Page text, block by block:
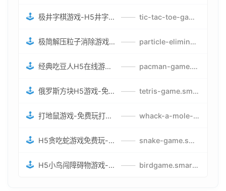
🕹️ 极井字棋游戏-H5井字棋免费游戏-在线闯关变身超人打怪兽井字棋游戏 —— tic-tac-toe-game.smartwatchmanufacturer.cn
🕹️ 极简解压粒子消除游戏-免费H5粒子消除在线游戏 —— particle-elimination-game.smartwatchmanufacturer.cn
🕹️ 经典吃豆人H5在线游戏-5关挑战BOSS机枪决战版吃豆人怪兽游戏 —— pacman-game.smartwatchmanufacturer.cn
🕹️ 俄罗斯方块H5游戏-免费获取俄罗斯方块攻略-俄罗斯方块怪兽游戏策略 —— tetris-game.smartwatchmanufacturer.cn
🕹️ 打地鼠游戏-免费玩打地鼠H5网页游戏-打地鼠游戏官网 —— whack-a-mole-game.smartwatchmanufacturer.cn
🕹️ H5贪吃蛇游戏免费玩-最好的网页在线贪吃蛇游戏-贪吃蛇H5游戏攻略 —— snake-game.smartwatchmanufacturer.cn
🕹️ H5小鸟闯障碍物游戏-网页在线游戏小鸟闯关 —— birdgame.smartwatchmanufacturer.cn